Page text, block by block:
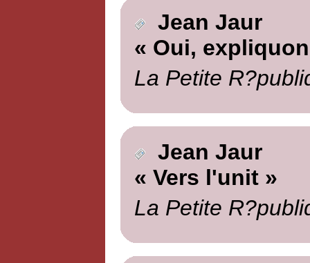
Jean Jaur
« Oui,
La Petite
Jean Jaur
« Vers l'unit »
La Petite